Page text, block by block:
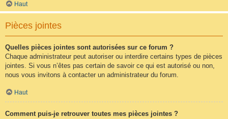
Haut
Pièces jointes
Quelles pièces jointes sont autorisées sur ce forum ?
Chaque administrateur peut autoriser ou interdire certains types de pièces
jointes. Si vous n’êtes pas certain de savoir ce qui est autorisé ou non,
nous vous invitons à contacter un administrateur du forum.
Haut
Comment puis-je retrouver toutes mes pièces jointes ?